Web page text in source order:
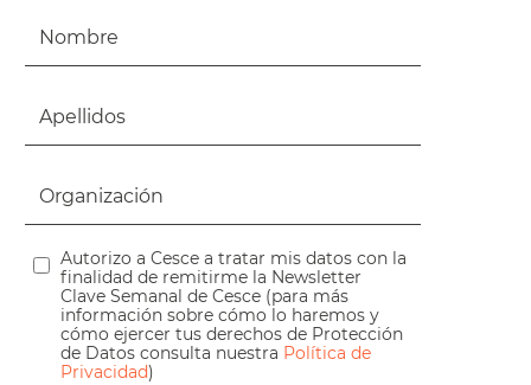
Autorizo a Cesce a tratar mis datos con la
finalidad de remitirme la Newsletter
Clave Semanal de Cesce (para más
información sobre cómo lo haremos y
cómo ejercer tus derechos de Protección
de Datos consulta nuestra Política de
Privacidad)